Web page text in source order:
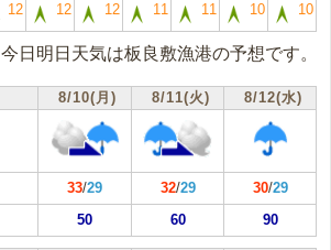
12 12 12 11 11 10 10
今日明日天気は板良敷漁港の予想です。
8/10(月) 8/11(火) 8/12(水)
33/29 32/29 30/29
50 60 90